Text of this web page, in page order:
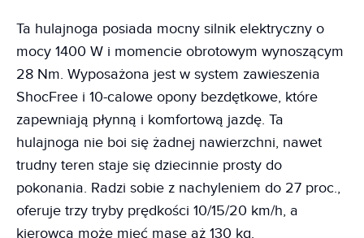
Ta hulajnoga posiada mocny silnik elektryczny o
mocy 1400 W i momencie obrotowym wynoszącym
28 Nm. Wyposażona jest w system zawieszenia
ShocFree i 10-calowe opony bezdętkowe, które
zapewniają płynną i komfortową jazdę. Ta
hulajnoga nie boi się żadnej nawierzchni, nawet
trudny teren staje się dziecinnie prosty do
pokonania. Radzi sobie z nachyleniem do 27 proc.,
oferuje trzy tryby prędkości 10/15/20 km/h, a
kierowca może mieć masę aż 130 kg.